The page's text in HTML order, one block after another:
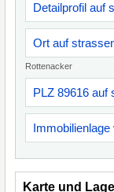
Detailprofil auf
Ort auf
Rottenacker
PLZ 89616 auf
Karte und Lage